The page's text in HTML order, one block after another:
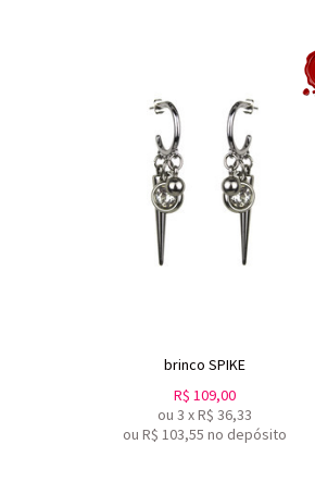
brinco SPIKE
R$ 109,00
ou 3 xR$ 36,33
ou R$ 103,55 no depósito